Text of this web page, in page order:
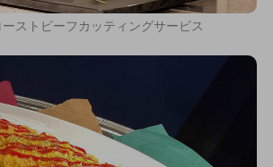
ストビーフカッティングサービス